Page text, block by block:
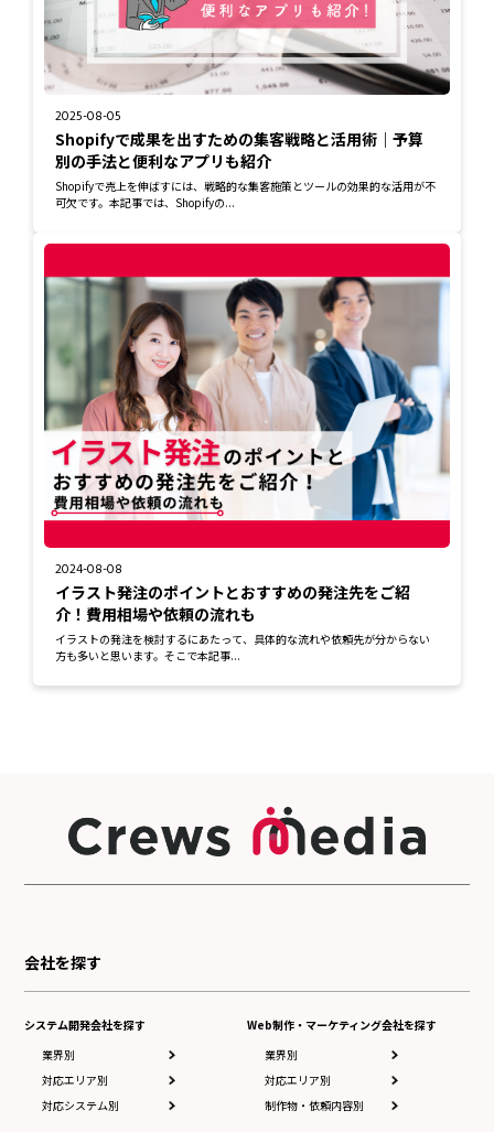
2025-08-05
Shopifyで成果を出すための集客戦略と活用術｜予算
別の手法と便利なアプリも紹介
Shopifyで売上を伸ばすには、戦略的な集客施策とツールの効果的な活用が不
可欠です。本記事では、Shopifyの...
2024-08-08
イラスト発注のポイントとおすすめの発注先をご紹
介！費用相場や依頼の流れも
イラストの発注を検討するにあたって、具体的な流れや依頼先が分からない
方も多いと思います。そこで本記事...
会社を探す
システム開発会社を探す
業界別
対応エリア別
対応システム別
Web制作・マーケティング会社を探す
業界別
対応エリア別
制作物・依頼内容別